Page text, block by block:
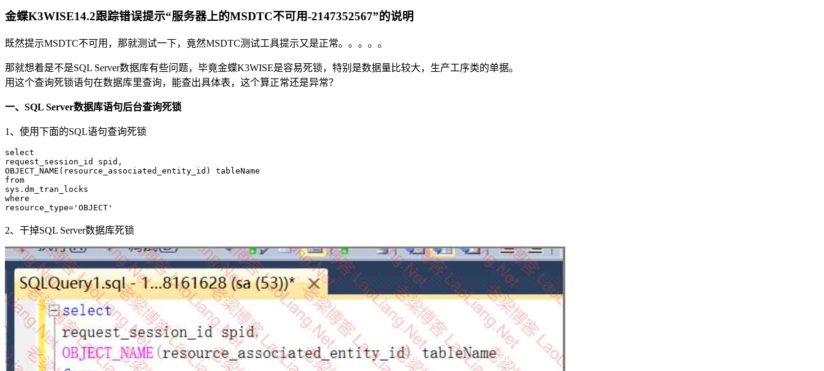
金蝶K3WISE14.2跟踪错误提示“服务器上的MSDTC不可用-2147352567”的说明
既然提示MSDTC不可用，那就测试一下，竟然MSDTC测试工具提示又是正常。。。。。
那就想着是不是SQL Server数据库有些问题，毕竟金蝶K3WISE是容易死锁，特别是数据量比较大，生产工序类的单据。
用这个查询死锁语句在数据库里查询，能查出具体表，这个算正常还是异常？
一、SQL Server数据库语句后台查询死锁
1、使用下面的SQL语句查询死锁
select
request_session_id spid,
OBJECT_NAME(resource_associated_entity_id) tableName
from
sys.dm_tran_locks
where
2、干掉SQL Server数据库死锁